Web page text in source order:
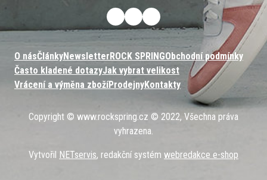
O násČlánkyNewsletterROCK SPRINGObchodní podmínky
Často kladené dotazyJak vybrat velikost
Vrácení a výměna zbožíProdejnyKontakty
Copyright © www.rockspring.cz © 2022, Všechna práva
vyhrazena.
Vytvořil NETservis, redakční systém webredakce e-shop